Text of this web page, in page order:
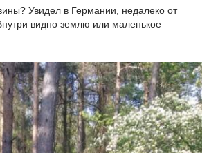
Увидел в Германии, недалеко от
видно землю или маленькое